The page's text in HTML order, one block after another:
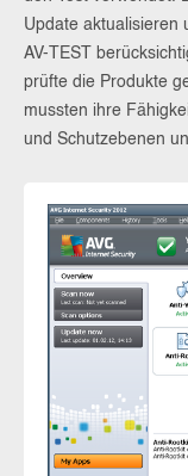
Update aktualisieren
AV-TEST
prüfte die Produkte
mussten ihre
und Schutzebenen